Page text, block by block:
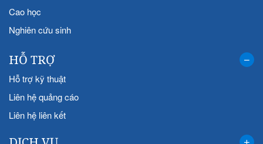
Cao học
Nghiên cứu sinh
HỖ TRỢ
Hỗ trợ kỹ thuật
Liên hệ quảng cáo
Liên hệ liên kết